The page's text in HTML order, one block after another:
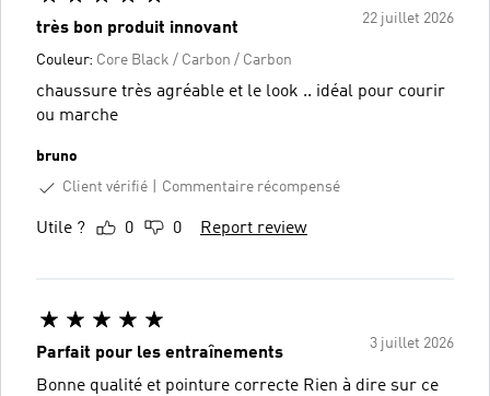
22 juillet 2026
très bon produit innovant
Couleur: Core Black / Carbon / Carbon
chaussure très agréable et le look .. idéal pour courir
ou marche
bruno
Client vérifié
Commentaire récompensé
Utile ? 0 0 Report review
3 juillet 2026
Parfait pour les entraînements
Bonne qualité et pointure correcte Rien à dire sur ce